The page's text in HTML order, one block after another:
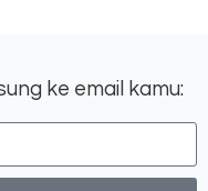
ke email kamu: